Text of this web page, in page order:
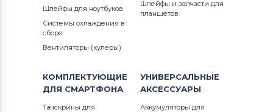
Аккумуляторы для смартфонов
Аккумуляторы для радиостанций
Шлейфы для ноутбуков
Системы охлаждения в
сборе
Вентиляторы (кулеры)
Шлейфы и запчасти для
планшетов
КОМПЛЕКТУЮЩИЕ
ДЛЯ СМАРТФОНА
Тачскрины для
УНИВЕРСАЛЬНЫЕ
АКСЕССУАРЫ
Аккумуляторы для